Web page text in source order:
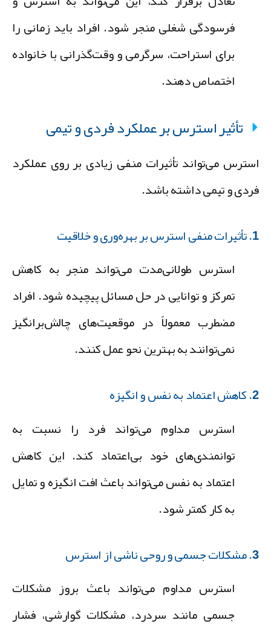
فرسودگی شغلی منجر شود. افراد باید زمانی را
برای استراحت، سرگرمی و وقت‌گذرانی با خانواده
اختصاص دهند.
تأثیر استرس بر عملکرد فردی و تیمی
می‌تواند تأثیرات منفی زیادی بر روی عملکرد
و تیمی داشته باشد.
استرس طولانی‌مدت می‌تواند منجر به کاهش
تمرکز و توانایی در حل مسائل پیچیده شود. افراد
مضطرب معمولاً در موقعیت‌های چالش‌برانگیز
نمی‌توانند به بهترین نحو عمل کنند.
استرس مداوم می‌تواند فرد را نسبت به
توانمندی‌های خود بی‌اعتماد کند. این کاهش
اعتماد به نفس می‌تواند باعث افت انگیزه و تمایل
به کار کمتر شود.
استرس مداوم می‌تواند باعث بروز مشکلات
جسمی مانند سردرد، مشکلات گوارشی، فشار